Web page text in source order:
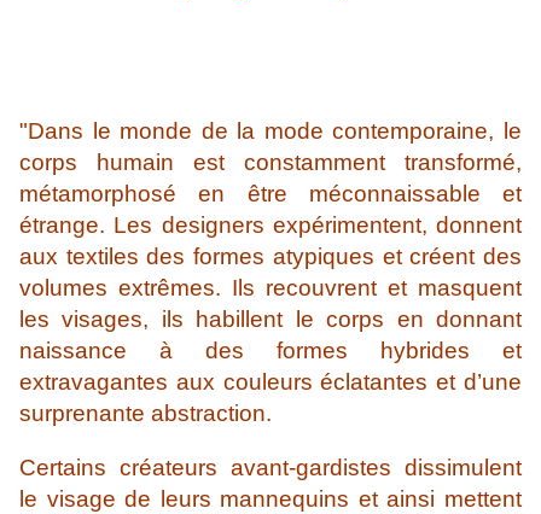
"Dans le monde de la mode contemporaine, le
corps humain est constamment transformé,
métamorphosé en être méconnaissable et
étrange. Les designers expérimentent, donnent
aux textiles des formes atypiques et créent des
volumes extrêmes. Ils recouvrent et masquent
les visages, ils habillent le corps en donnant
naissance à des formes hybrides et
extravagantes aux couleurs éclatantes et d’une
surprenante abstraction.
Certains créateurs avant-gardistes dissimulent
le visage de leurs mannequins et ainsi mettent